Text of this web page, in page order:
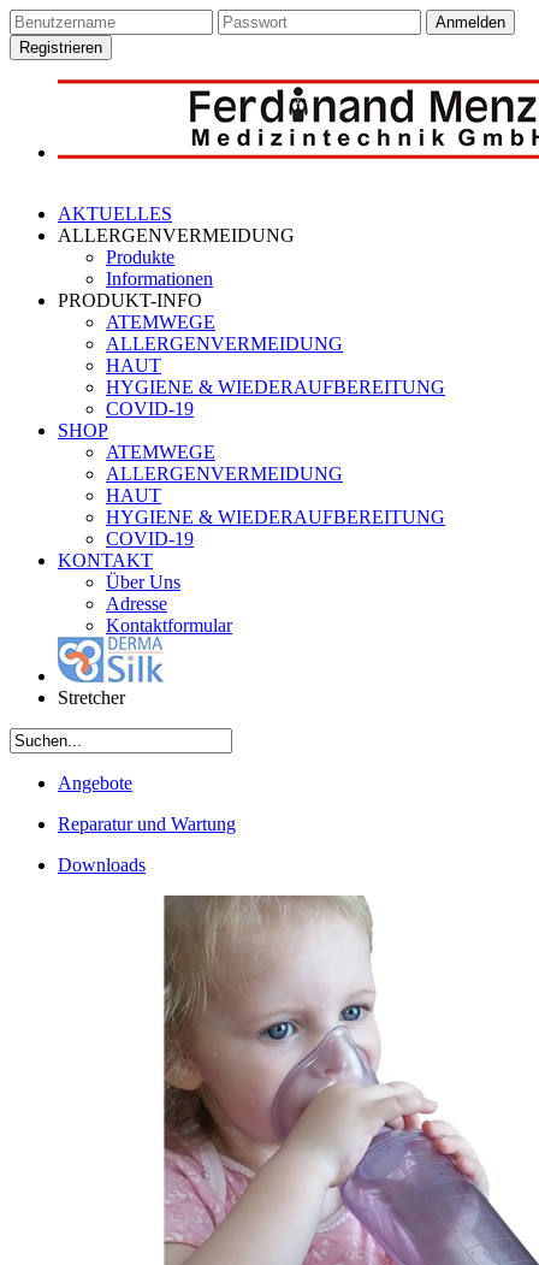
Anmelden
Registrieren
AKTUELLES
ALLERGENVERMEIDUNG
Produkte
Informationen
PRODUKT-INFO
ATEMWEGE
ALLERGENVERMEIDUNG
HAUT
HYGIENE & WIEDERAUFBEREITUNG
COVID-19
SHOP
ATEMWEGE
ALLERGENVERMEIDUNG
HAUT
HYGIENE & WIEDERAUFBEREITUNG
COVID-19
KONTAKT
Über Uns
Adresse
Kontaktformular
Stretcher
Angebote
Reparatur und Wartung
Downloads